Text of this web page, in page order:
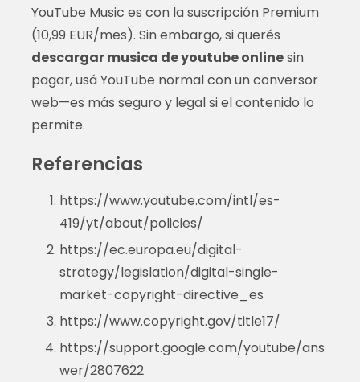
YouTube Music es con la suscripción Premium
(10,99 EUR/mes). Sin embargo, si querés
descargar musica de youtube onlinesin
pagar, usá YouTube normal con un conversor
web—es más seguro y legal si el contenido lo
permite.
Referencias
https://www.youtube.com/intl/es-
419/yt/about/policies/
https://ec.europa.eu/digital-
strategy/legislation/digital-single-
market-copyright-directive_es
https://www.copyright.gov/title17/
https://support.google.com/youtube/ans
wer/2807622